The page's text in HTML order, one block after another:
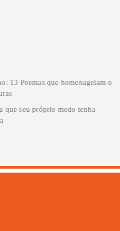
13 Poemas que homenageiam o
que seu próprio medo tenha